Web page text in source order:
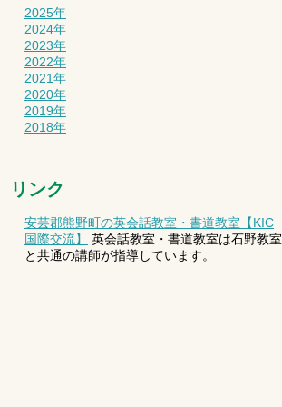
2025年
2024年
2023年
2022年
2021年
2020年
2019年
2018年
リンク
安芸郡熊野町の英会話教室・書道教室【KIC
国際交流】
英会話教室・書道教室は石野教室
と共通の講師が指導しています。